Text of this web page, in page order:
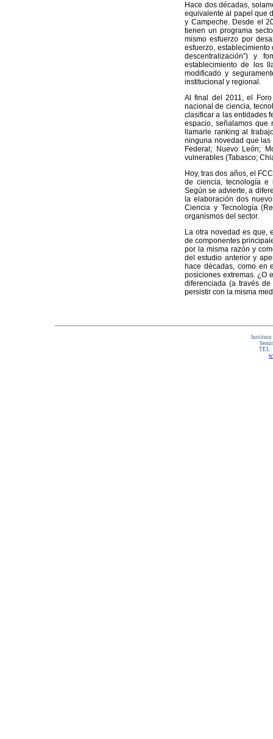
Hace dos décadas,
equivalente al papel que
y Campeche. Desde el
tienen un programa
mismo esfuerzo por
esfuerzo,
descentralización”) y
establecimiento de los
modificado y
institucional y regional.
Al final del 2011, el Foro
nacional de ciencia,
clasificar a las entidades
espacio, señalamos
llamarle ranking al
ninguna novedad que
Federal; Nuevo León;
vulnerables (Tabasco;
Hoy, tras dos años, el
de ciencia, tecnología e
Según se advierte, a
la elaboración dos
Ciencia y Tecnología
organismos del sector.
La otra novedad es que,
de componentes
por la misma razón y
del estudio anterior y
hace décadas, como en
posiciones extremas. ¿O
diferenciada (a través
persistir con la misma
Instituto
TEL: